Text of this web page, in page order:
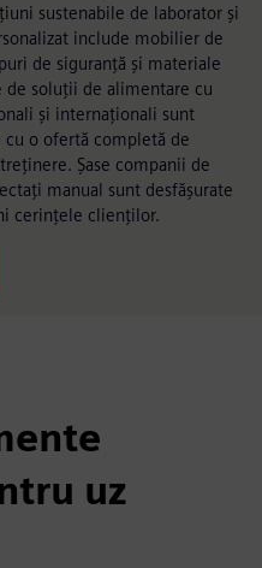
sustenabile de laborator și
include mobilier de
de siguranță și materiale
de soluții de alimentare cu
și internaționali sunt
o ofertă completă de
Șase companii de
manual sunt desfășurate
cerințele clienților.
uz